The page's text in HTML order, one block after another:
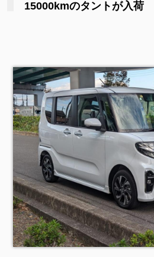
15000kmのタントが入荷